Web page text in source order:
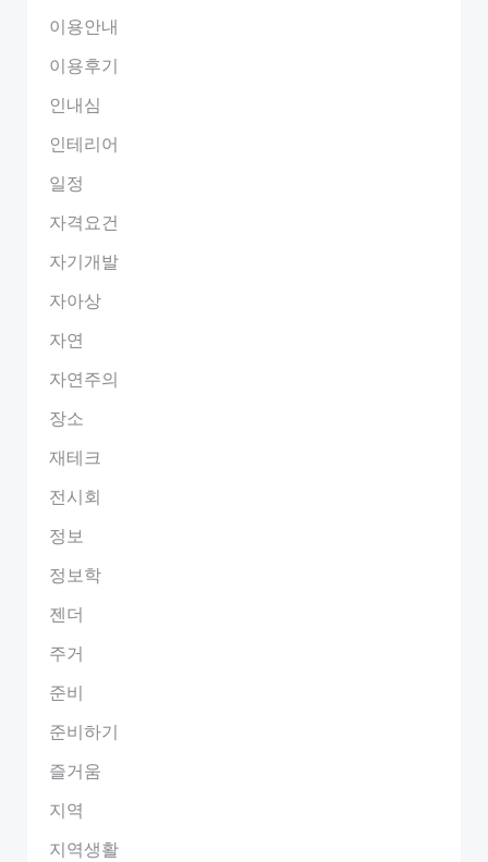
이용안내
이용후기
인내심
인테리어
일정
자격요건
자기개발
자아상
자연
자연주의
장소
재테크
전시회
정보
정보학
젠더
주거
준비
준비하기
즐거움
지역
지역생활